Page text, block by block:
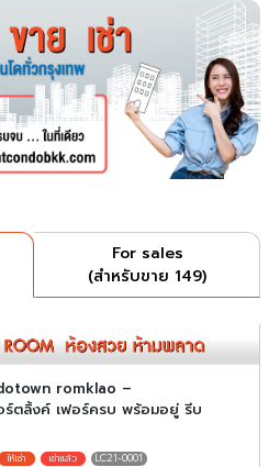
For sales
(สำหรับขาย 149)
romklao –
ร์ตลิ้งค์ เฟอร์ครบ พร้อมอยู่ รีบ
LC21-0001